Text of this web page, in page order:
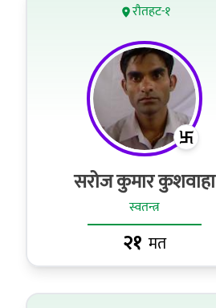
रौतहट-१
सरोज कुमार कुशवाहा
स्वतन्त्र
२१ मत